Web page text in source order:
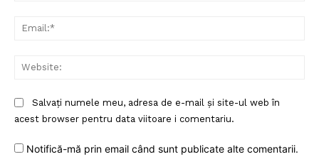
Salvați numele meu, adresa de e-mail și site-ul web în
acest browser pentru data viitoare i comentariu.
Notifică-mă prin email când sunt publicate alte comentarii.